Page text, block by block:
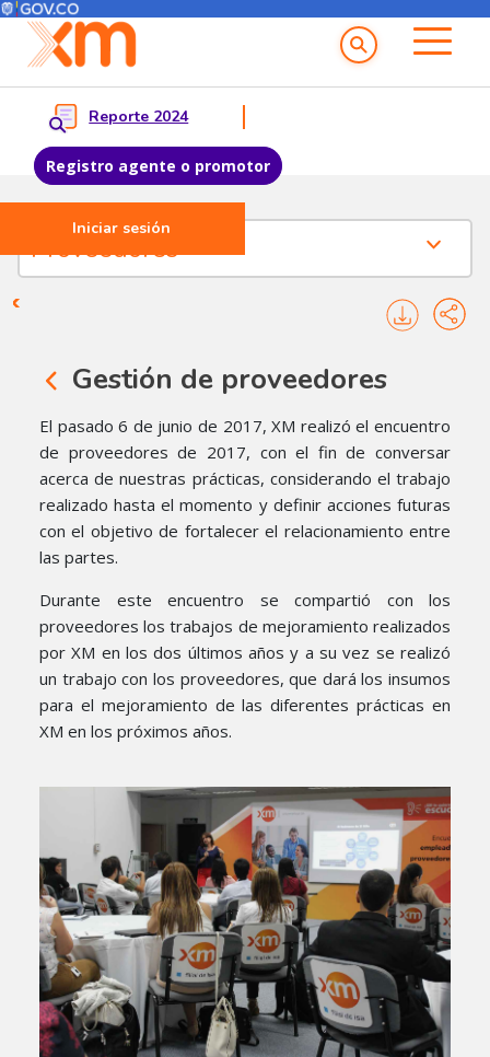
Pasar al contenido principal
Menú del Usuario
Reporte 2024
Registro agente o promotor
Iniciar sesión
Menu principal
Proveedores - servicios a proveedores
Proveedores
Gestión de proveedores
El pasado 6 de junio de 2017, XM realizó el encuentro
de proveedores de 2017, con el fin de conversar
acerca de nuestras prácticas, considerando el trabajo
realizado hasta el momento y definir acciones futuras
con el objetivo de fortalecer el relacionamiento entre
las partes.
Durante este encuentro se compartió con los
proveedores los trabajos de mejoramiento realizados
por XM en los dos últimos años y a su vez se realizó
un trabajo con los proveedores, que dará los insumos
para el mejoramiento de las diferentes prácticas en
XM en los próximos años.